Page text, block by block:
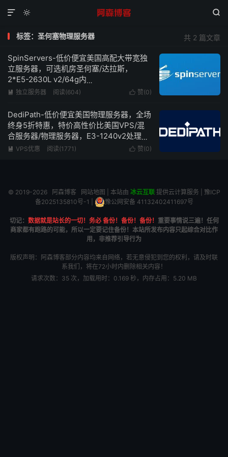
 

共 2 篇文章
标签：圣何塞物理服务器
SpinServers-低价便宜美国高配大带宽独
立服务器，可选机房圣何塞/达拉斯，
2*E5-2630L v2/64g内
存/1.6TSSD/10Gbps超大带宽低至$89/月
 赞(0)
 独立服务器 阅读(604)
DediPath-低价便宜美国物理服务器，全场
终身5折特惠，特价高性价比美国VPS/混
合服务器/物理服务器，E3-1240v2处理器
16G内存1Gbps带宽不限流量仅需39美元/
 赞(0)
 VPS优惠 阅读(1771)
© 2019-2026 阿森博客 网站地图 | 本站由 冰云互联提供云计算服务 | 豫ICP
备2025135810号-1
豫公网安备 41132402411697号
切记： 数据就是站长的一切！务必 备份！备份！备份！ 重要事情说三遍！任何
商家都有跑路的可能，所以一定要记住备份！本站所发布内容只起综合对比作
用，非推荐引导行为
版权声明：阿森博客部分内容均来自网络，若无意侵犯到您的权利，请及时联
系我们，将在72小时内删除相关内容！
请求次数：35 次，加载用时：0.169 秒，内存占用：5.20 MB